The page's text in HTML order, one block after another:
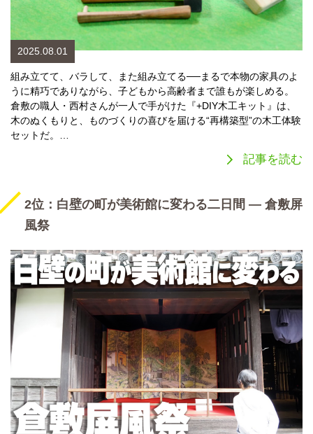
2025.08.01
組み立てて、バラして、また組み立てる──まるで本物の家具のよ
うに精巧でありながら、子どもから高齢者まで誰もが楽しめる。
倉敷の職人・西村さんが一人で手がけた『+DIY木工キット』は、
木のぬくもりと、ものづくりの喜びを届ける“再構築型”の木工体験
セットだ。…
記事を読む
2位：白壁の町が美術館に変わる二日間 ― 倉敷屏
風祭